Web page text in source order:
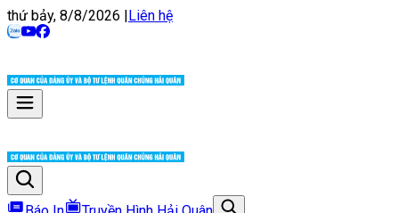
thứ bảy, 8/8/2026 |Liên hệ